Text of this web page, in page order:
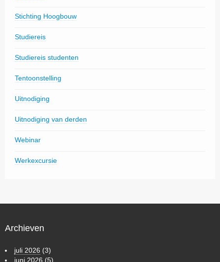
Stichting Hoogbouw
Studiereis
Studiereis studenten
Tentoonstelling
Uitnodiging
Uitnodiging van derden
Webinar
Werkexcursie
Archieven
juli 2026 (3)
juni 2026 (5)